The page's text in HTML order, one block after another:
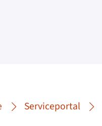
Serviceportal